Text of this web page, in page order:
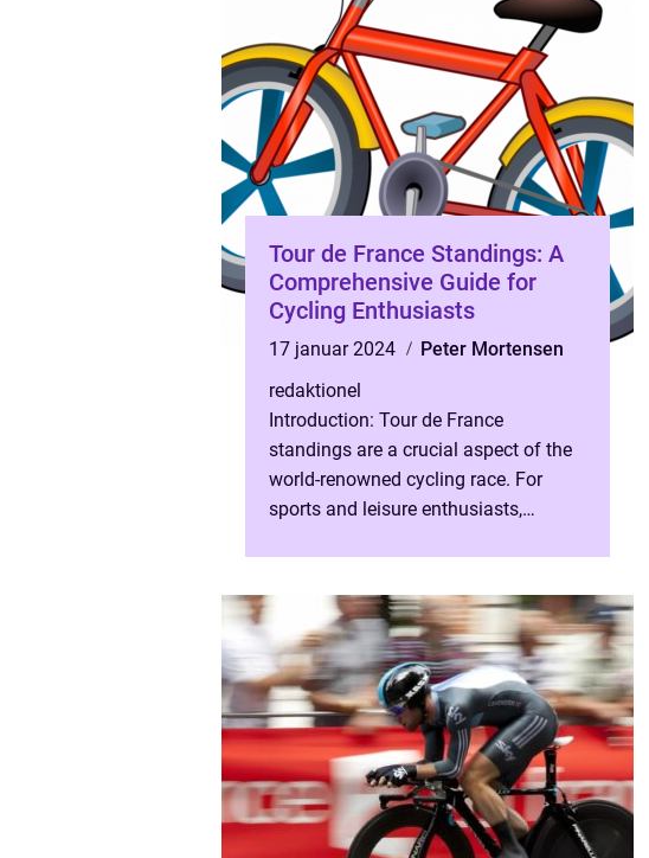
Tour de France Standings: A
Comprehensive Guide for
Cycling Enthusiasts
17 januar 2024
Peter Mortensen
redaktionel
Introduction: Tour de France
standings are a crucial aspect of the
world-renowned cycling race. For
sports and leisure enthusiasts,